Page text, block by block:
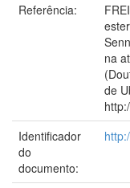
Referência:
na
de
Identificador
do
documento: